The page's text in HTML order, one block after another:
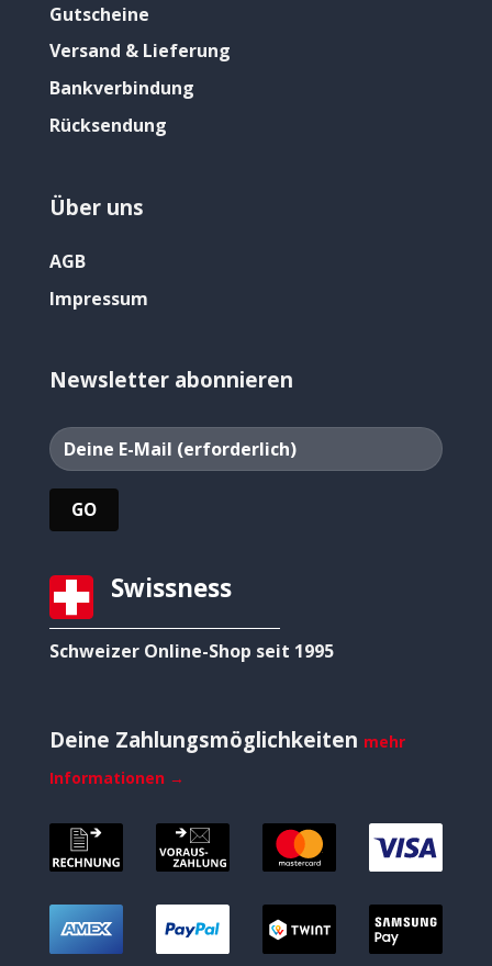
Gutscheine
Versand & Lieferung
Bankverbindung
Rücksendung
Über uns
AGB
Impressum
Newsletter abonnieren
Swissness
Schweizer Online-Shop seit 1995
Deine Zahlungsmöglichkeiten mehr
Informationen →